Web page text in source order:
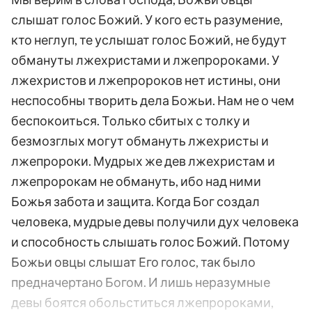
слышат голос Божий. У кого есть разумение,
кто неглуп, те услышат голос Божий, не будут
обмануты лжехристами и лжепророками. У
лжехристов и лжепророков нет истины, они
неспособны творить дела Божьи. Нам не о чем
беспокоиться. Только сбитых с толку и
безмозглых могут обмануть лжехристы и
лжепророки. Мудрых же дев лжехристам и
лжепророкам не обмануть, ибо над ними
Божья забота и защита. Когда Бог создал
человека, мудрые девы получили дух человека
и способность слышать голос Божий. Потому
Божьи овцы слышат Его голос, так было
предначертано Богом. И лишь неразумные
девы боятся обольститься лжепророками,